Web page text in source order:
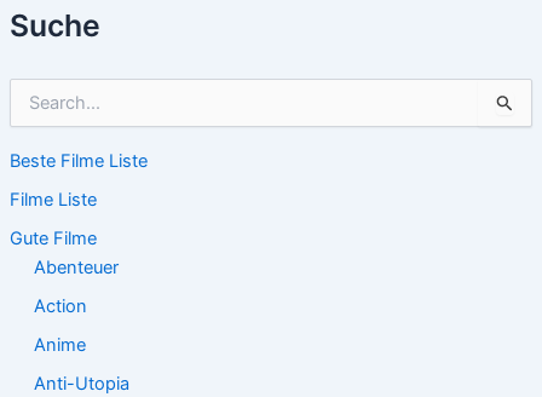
Suche
h
n
n
Beste Filme Liste
Filme Liste
Gute Filme
Abenteuer
Action
Anime
Anti-Utopia